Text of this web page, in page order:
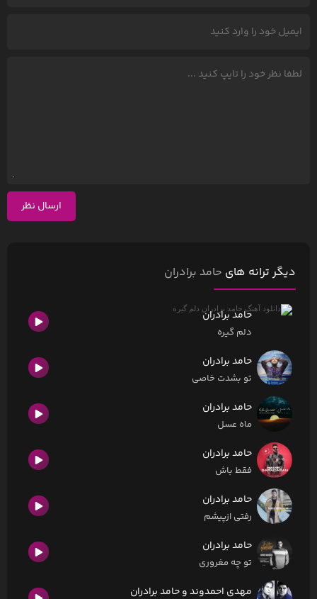
ارسال نظر
دیگر ترانه های حامد برادران
حامد برادران
دلم گیره
حامد برادران
تو بشدت خاصی
حامد برادران
ماه عسل
حامد برادران
فقط باش
حامد برادران
رفتی ازپیشم
حامد برادران
تو چه مغروری
مهدی احمدوند و حامد برادران